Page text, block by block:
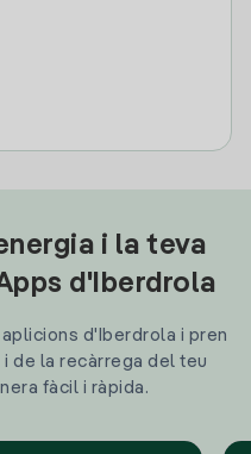
i la teva
d'Iberdrola
d'Iberdrola i pren
de la recàrrega del teu
fàcil i ràpida.